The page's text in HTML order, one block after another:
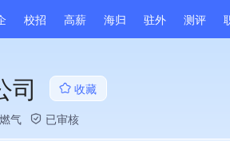
校招 高薪 海归 驻外 测评
司
收藏
气 已审核